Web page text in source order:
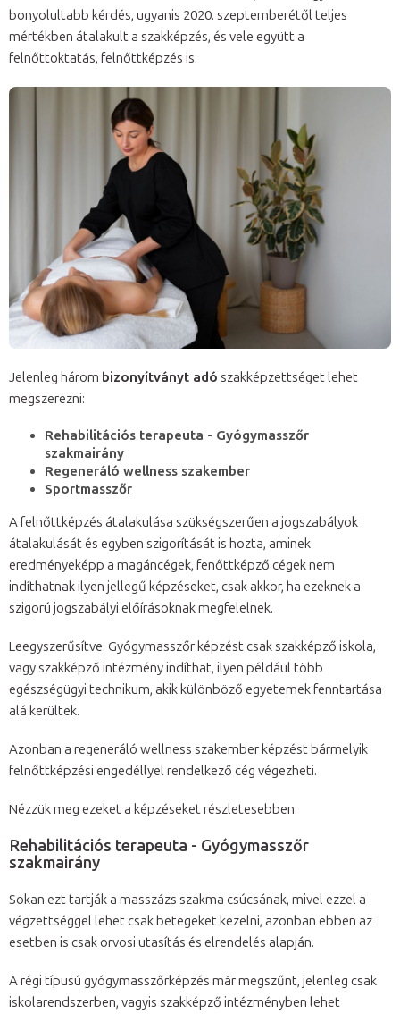
bonyolultabb kérdés, ugyanis 2020. szeptemberétől teljes
mértékben átalakult a szakképzés, és vele együtt a
felnőttoktatás, felnőttképzés is.
Jelenleg három bizonyítványt adó szakképzettséget lehet
megszerezni:
Rehabilitációs terapeuta - Gyógymasszőr
szakmairány
Regeneráló wellness szakember
Sportmasszőr
A felnőttképzés átalakulása szükségszerűen a jogszabályok
átalakulását és egyben szigorítását is hozta, aminek
eredményeképp a magáncégek, fenőttképző cégek nem
indíthatnak ilyen jellegű képzéseket, csak akkor, ha ezeknek a
szigorú jogszabályi előírásoknak megfelelnek.
Leegyszerűsítve: Gyógymasszőr képzést csak szakképző iskola,
vagy szakképző intézmény indíthat, ilyen például több
egészségügyi technikum, akik különböző egyetemek fenntartása
alá kerültek.
Azonban a regeneráló wellness szakember képzést bármelyik
felnőttképzési engedéllyel rendelkező cég végezheti.
Nézzük meg ezeket a képzéseket részletesebben:
Rehabilitációs terapeuta - Gyógymasszőr
szakmairány
Sokan ezt tartják a masszázs szakma csúcsának, mivel ezzel a
végzettséggel lehet csak betegeket kezelni, azonban ebben az
esetben is csak orvosi utasítás és elrendelés alapján.
A régi típusú gyógymasszőrképzés már megszűnt, jelenleg csak
iskolarendszerben, vagyis szakképző intézményben lehet